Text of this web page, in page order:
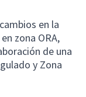
en la
zona ORA,
de una
y Zona